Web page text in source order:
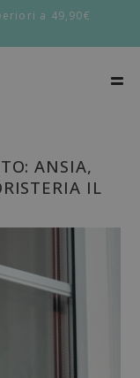
a 49,90€
ANSIA,
IL